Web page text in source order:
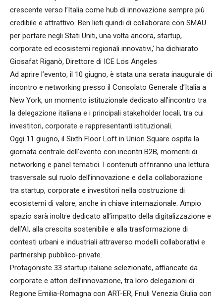
crescente verso l’Italia come hub di innovazione sempre più
credibile e attrattivo. Ben lieti quindi di collaborare con SMAU
per portare negli Stati Uniti, una volta ancora, startup,
corporate ed ecosistemi regionali innovativi,’ ha dichiarato
Giosafat Riganò, Direttore di ICE Los Angeles
Ad aprire l’evento, il 10 giugno, è stata una serata inaugurale di
incontro e networking presso il Consolato Generale d’Italia a
New York, un momento istituzionale dedicato all’incontro tra
la delegazione italiana e i principali stakeholder locali, tra cui
investitori, corporate e rappresentanti istituzionali.
Oggi 11 giugno, il Sixth Floor Loft in Union Square ospita la
giornata centrale dell’evento con incontri B2B, momenti di
networking e panel tematici. I contenuti offriranno una lettura
trasversale sul ruolo dell’innovazione e della collaborazione
tra startup, corporate e investitori nella costruzione di
ecosistemi di valore, anche in chiave internazionale. Ampio
spazio sarà inoltre dedicato all’impatto della digitalizzazione e
dell’AI, alla crescita sostenibile e alla trasformazione di
contesti urbani e industriali attraverso modelli collaborativi e
partnership pubblico-private.
Protagoniste 33 startup italiane selezionate, affiancate da
corporate e attori dell’innovazione, tra loro delegazioni di
Regione Emilia-Romagna con ART-ER, Friuli Venezia Giulia con